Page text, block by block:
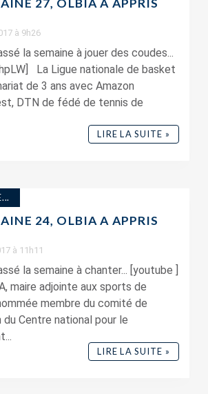
27, OLBIA A APPRIS
à 9h26
la semaine à jouer des coudes...
La Ligue nationale de basket
de 3 ans avec Amazon
DTN de fédé de tennis de
LIRE LA SUITE »
24, OLBIA A APPRIS
à 11h11
la semaine à chanter... [youtube ]
maire adjointe aux sports de
membre du comité de
Centre national pour le
LIRE LA SUITE »